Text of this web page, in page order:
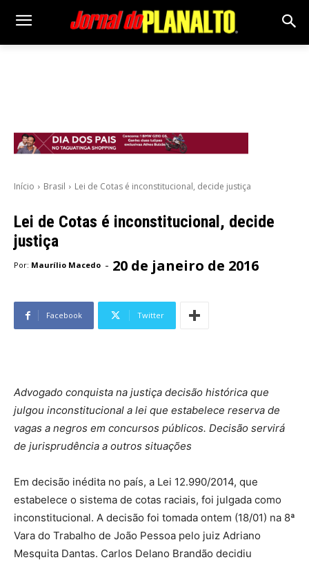
Início Brasil Lei de Cotas é inconstitucional, decide justiça
Lei de Cotas é inconstitucional, decide
justiça
Por: Maurílio Macedo - 20 de janeiro de 2016
Facebook Twitter
Advogado conquista na justiça decisão histórica que
julgou inconstitucional a lei que estabelece reserva de
vagas a negros em concursos públicos. Decisão servirá
de jurisprudência a outros situações
Em decisão inédita no país, a Lei 12.990/2014, que
estabelece o sistema de cotas raciais, foi julgada como
inconstitucional. A decisão foi tomada ontem (18/01) na 8ª
Vara do Trabalho de João Pessoa pelo juiz Adriano
Mesquita Dantas. Carlos Delano Brandão decidiu